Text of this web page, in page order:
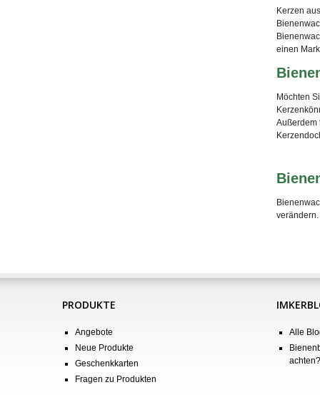
Kerzen
einen
Möchten
Kerzen
Außerdem
PRODUKTE
Angebote
Neue Produkte
Geschenkkarten
Fragen zu Produkten
Alle
achten?